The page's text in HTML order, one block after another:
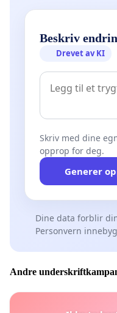
Beskriv
Drevet av KI
Skriv med dine
opprop for deg.
Generer
Dine data forblir
Personvern
Andre